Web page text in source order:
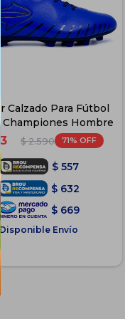
Calzado Para Fútbol
Championes Hombre
$ 2.590 71
$ 557
$ 632
$ 669
Envío